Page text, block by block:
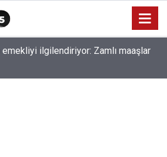
ilgilendiriyor: Zamlı maaşlar